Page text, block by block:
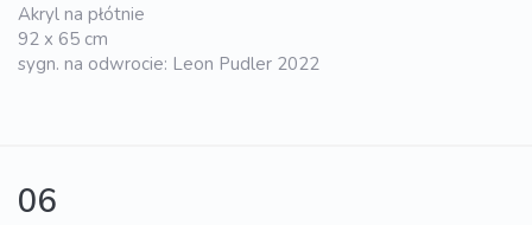
Akryl na płótnie
92 x 65 cm
sygn. na odwrocie: Leon Pudler 2022
06